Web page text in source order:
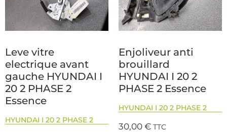
Leve vitre
electrique avant
gauche HYUNDAI I
20 2 PHASE 2
Essence
HYUNDAI I 20 2 PHASE 2
Enjoliveur anti
brouillard
HYUNDAI I 20 2
PHASE 2 Essence
HYUNDAI I 20 2 PHASE 2
30,00€ TTC